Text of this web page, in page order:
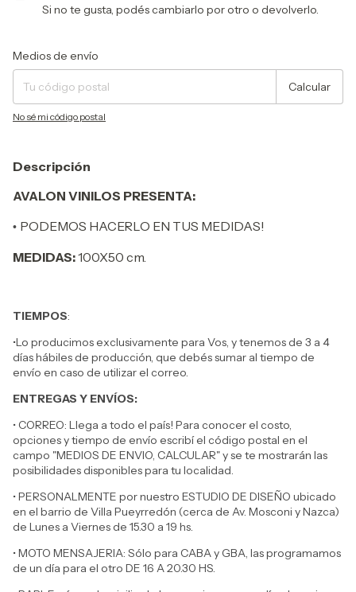
Si no te gusta, podés cambiarlo por otro o devolverlo.
Entregas para el CP:
Medios de envío
Calcular
No sé mi código postal
Descripción
AVALON VINILOS PRESENTA:
• PODEMOS HACERLO EN TUS MEDIDAS!
MEDIDAS:100X50 cm.
TIEMPOS:
•Lo producimos exclusivamente para Vos, y tenemos de 3 a 4
días hábiles de producción, que debés sumar al tiempo de
envío en caso de utilizar el correo.
ENTREGAS Y ENVÍOS:
• CORREO: Llega a todo el país! Para conocer el costo,
opciones y tiempo de envío escribí el código postal en el
campo "MEDIOS DE ENVIO, CALCULAR" y se te mostrarán las
posibilidades disponibles para tu localidad.
• PERSONALMENTE por nuestro ESTUDIO DE DISEÑO ubicado
en el barrio de Villa Pueyrredón (cerca de Av. Mosconi y Nazca)
de Lunes a Viernes de 15.30 a 19 hs.
• MOTO MENSAJERIA: Sólo para CABA y GBA, las programamos
de un día para el otro DE 16 A 20.30 HS.